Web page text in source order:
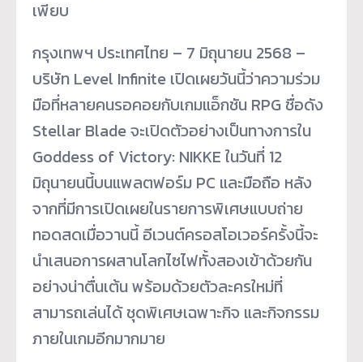
เพียบ
กรุงเทพฯ ประเทศไทย – 7 มิถุนายน 2568 –
บริษัท Level Infinite เปิดเผยวันนี้ว่าความร่วม
มือที่หลายคนรอคอยกับเกมแอ็กชัน RPG ชื่อดัง
Stellar Blade จะเปิดตัวอย่างเป็นทางการใน
Goddess of Victory: NIKKE ในวันที่ 12
มิถุนายนนี้บนแพลตฟอร์ม PC และมือถือ หลัง
จากที่มีการเปิดเผยในรายการพิเศษแบบถ่าย
ทอดสดเมื่อวานนี้ อีเวนต์ครอสโอเวอร์ครั้งนี้จะ
นำเสนอการผสานโลกไซไฟทั้งสองเข้าด้วยกัน
อย่างน่าตื่นเต้น พร้อมด้วยตัวละครใหม่ที่
สามารถเล่นได้ ชุดพิเศษเฉพาะกิจ และกิจกรรม
ภายในเกมอีกมากมาย